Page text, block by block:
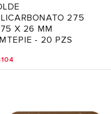
275
X 26 MM
- 20 PZS